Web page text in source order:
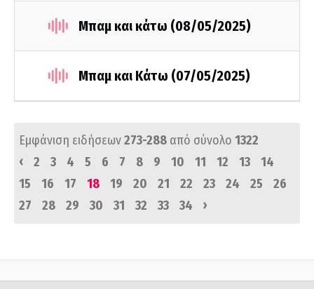
Μπαμ και κάτω (08/05/2025)
Μπαμ και Κάτω (07/05/2025)
Εμφάνιση ειδήσεων273-288 από σύνολο 1322
‹
2 3 4 5 6 7 8 9 10 11 12 13
14
15
16 17 18 19 20 21 22 23 24 25
26
27
28 29 30 31 32 33 34 ›